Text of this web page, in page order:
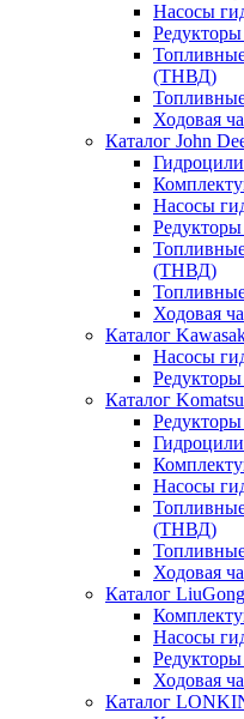
Насосы
(ТНВД)
Ходовая
Каталог John
Насосы
(ТНВД)
Ходовая
Каталог
Насосы
Каталог Komatsu
Насосы
(ТНВД)
Ходовая
Каталог LiuGong
Насосы
Ходовая
Каталог